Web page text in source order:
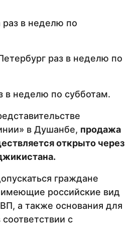
в неделю по
раз в неделю по
в неделю по субботам.
в Душанбе, продажа
открыто через
граждане
российские вид
а также основания для
с